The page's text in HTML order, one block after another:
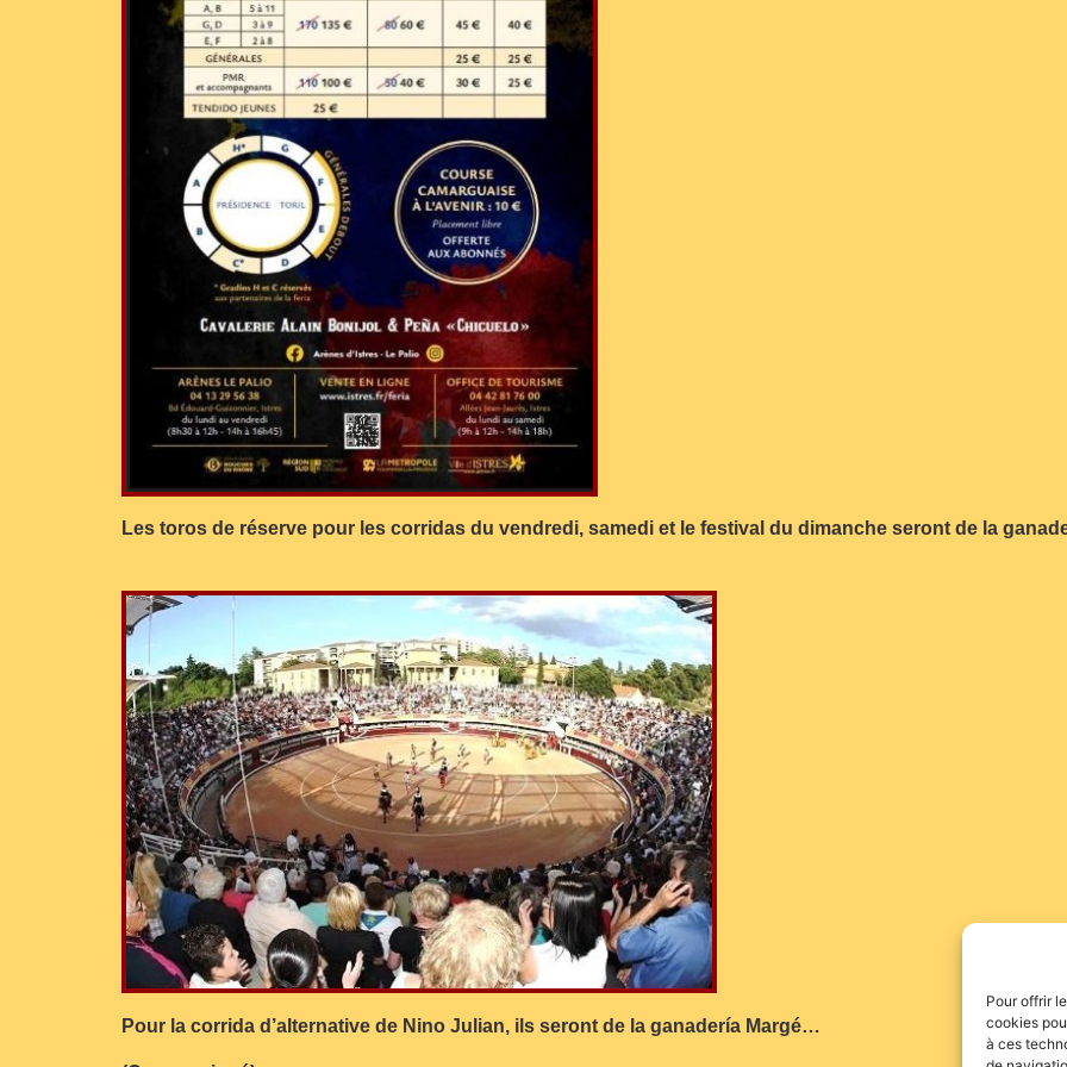
Pour offrir
cookies
à ces
Les toros de réserve pour les corridas du vendredi, samedi et le festival du dimanche seront de la
Pour la corrida d’alternative de Nino Julian, ils seront de la ganadería Margé…